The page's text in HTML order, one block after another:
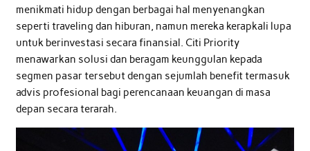
menikmati hidup dengan berbagai hal menyenangkan
seperti traveling dan hiburan, namun mereka kerapkali lupa
untuk berinvestasi secara finansial. Citi Priority
menawarkan solusi dan beragam keunggulan kepada
segmen pasar tersebut dengan sejumlah benefit termasuk
advis profesional bagi perencanaan keuangan di masa
depan secara terarah.